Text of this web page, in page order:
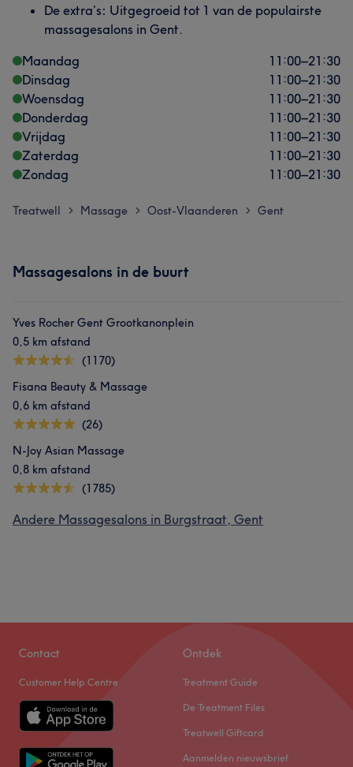
De extra’s: Uitgegroeid tot 1 van de populairste
massagesalons in Gent.
Maandag
11:00–21:30
Dinsdag
11:00–21:30
Woensdag
11:00–21:30
Donderdag
11:00–21:30
Vrijdag
11:00–21:30
Zaterdag
11:00–21:30
Zondag
11:00–21:30
Treatwell > Massage > Oost-Vlaanderen > Gent
Massagesalons in de buurt
Yves Rocher Gent Grootkanonplein
0,5 km afstand
(1170)
Fisana Beauty & Massage
0,6 km afstand
(26)
N-Joy Asian Massage
0,8 km afstand
(1785)
Andere Massagesalons in Burgstraat, Gent
Contact
Customer Help Centre
Ontdek
Treatment Guide
De Treatment Files
Treatwell Giftcard
Aanmelden nieuwsbrief